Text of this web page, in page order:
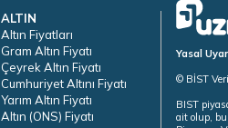
ALTIN
Altın Fiyatları
Gram Altın Fiyatı
Çeyrek Altın Fiyatı
Cumhuriyet Altını Fiyatı
Yarım Altın Fiyatı
Altın (ONS) Fiyatı
Yasal
© BİST
BIST
ait olup,